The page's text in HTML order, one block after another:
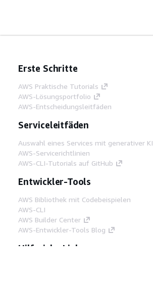
Erste Schritte
AWS Praktische Tutorials
AWS-Lösungsportfolio
AWS-Entscheidungsleitfäden
Serviceleitfäden
Auswahl eines Services mit generativer KI
AWS-Servicerichtlinien
AWS-CLI-Tutorials auf GitHub
Entwickler-Tools
AWS Bibliothek mit Codebeispielen
AWS-CLI
AWS Builder Center
AWS-Entwickler-Tools Blog
Hilfreiche Links